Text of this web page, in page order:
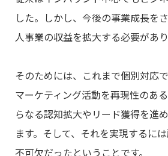
した。しかし、今後の事業成長を
人事業の収益を拡大する必要があり
そのためには、これまで個別対応
マーケティング活動を再現性のあ
らなる認知拡大やリード獲得を進
ます。そして、それを実現するに
不可欠だったということです。